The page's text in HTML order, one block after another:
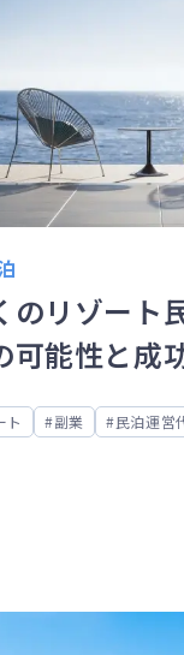
のリゾート
可能性と成
ト 副業 民泊運営